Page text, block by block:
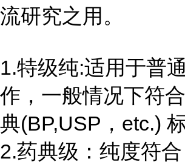
流研究之用。
1.特级纯:适用于普
作，一般情况下符
典(BP,USP，etc.)
2.药典级：纯度符合